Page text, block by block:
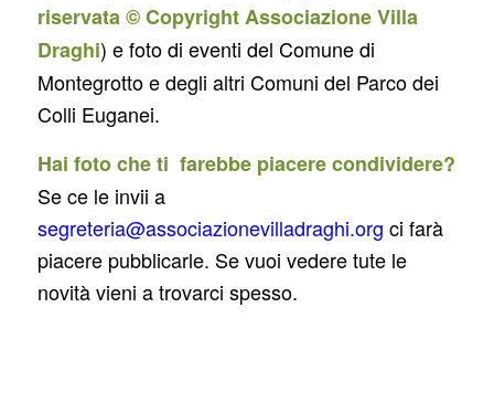
riservata © Copyright Associazione Villa
Draghi) e foto di eventi del Comune di
Montegrotto e degli altri Comuni del Parco dei
Colli Euganei.
Hai foto che ti farebbe piacere condividere?
Se ce le invii a
segreteria@associazionevilladraghi.org ci farà
piacere pubblicarle. Se vuoi vedere tute le
novità vieni a trovarci spesso.